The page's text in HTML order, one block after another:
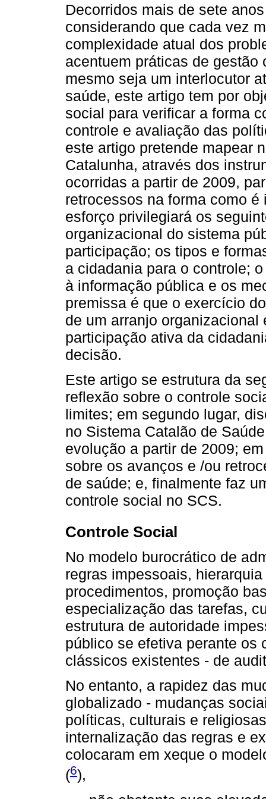
Decorridos mais de sete
considerando que cada vez
complexidade atual dos
acentuem práticas de
mesmo seja um interlocutor
saúde, este artigo tem por
social para verificar a forma
controle e avaliação das
este artigo pretende mapear
Catalunha, através dos
ocorridas a partir de 2009,
retrocessos na forma como
esforço privilegiará os
organizacional do sistema
participação; os tipos e
a cidadania para o controle;
à informação pública e os
premissa é que o exercício
de um arranjo
participação ativa da
decisão.
Este artigo se estrutura da
reflexão sobre o controle
limites; em segundo lugar,
no Sistema Catalão de
evolução a partir de 2009;
sobre os avanços e /ou
de saúde; e, finalmente faz
controle social no SCS.
Controle Social
No modelo burocrático de
regras impessoais,
procedimentos, promoção
especialização das tarefas,
estrutura de autoridade
público se efetiva perante os
clássicos existentes - de
No entanto, a rapidez das
globalizado - mudanças
políticas, culturais e
internalização das regras e
colocaram em xeque o
(6),